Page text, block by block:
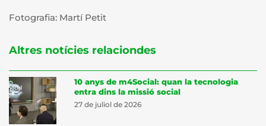
Fotografia: Martí Petit
Altres notícies relaciondes
10 anys de m4Social: quan la tecnologia
entra dins la missió social
27 de juliol de 2026